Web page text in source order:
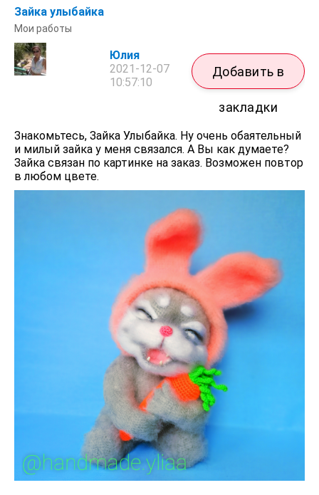
Зайка улыбайка
Мои работы
Юлия
2021-12-07
10:57:10
Добавить в
закладки
Знакомьтесь, Зайка Улыбайка. Ну очень обаятельный
и милый зайка у меня связался. А Вы как думаете?
Зайка связан по картинке на заказ. Возможен повтор
в любом цвете.